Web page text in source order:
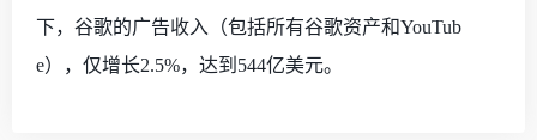
下，谷歌的广告收入（包括所有谷歌资产和YouTub
e），仅增长2.5%，达到544亿美元。